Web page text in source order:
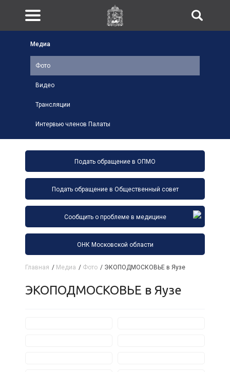
Подать обращение в ОПМО
Подать обращение в Общественный совет
Сообщить о проблеме в медицине
ОНК Московской области
Медиа
Фото
Видео
Трансляции
Интервью членов Палаты
Главная / Медиа / Фото / ЭКОПОДМОСКОВЬЕ в Яузе
ЭКОПОДМОСКОВЬЕ в Яузе